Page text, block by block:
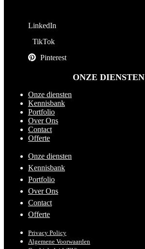
LinkedIn
TikTok
Pinterest
ONZE DIENSTEN
Onze diensten
Kennisbank
Portfolio
Over Ons
Contact
Offerte
Onze diensten
Kennisbank
Portfolio
Over Ons
Contact
Offerte
Privacy Policy
Algemene Voorwaarden